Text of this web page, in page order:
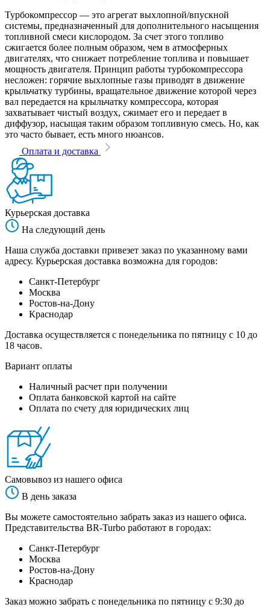
Турбокомпрессор — это агрегат выхлопной/впускной
системы, предназначенный для дополнительного насыщения
топливной смеси кислородом. За счет этого топливо
сжигается более полным образом, чем в атмосферных
двигателях, что снижает потребление топлива и повышает
мощность двигателя. Принцип работы турбокомпрессора
несложен: горячие выхлопные газы приводят в движение
крыльчатку турбины, вращательное движение которой через
вал передается на крыльчатку компрессора, которая
захватывает чистый воздух, сжимает его и передает в
диффузор, насыщая таким образом топливную смесь. Но, как
это часто бывает, есть много нюансов.
Оплата и доставка
Курьерская доставка
На следующий день
Наша служба доставки привезет заказ по указанному вами
адресу. Курьерская доставка возможна для городов:
Санкт-Петербург
Москва
Ростов-на-Дону
Краснодар
Доставка осуществляется с понедельника по пятницу с 10 до
18 часов.
Вариант оплаты
Наличный расчет при получении
Оплата банковской картой на сайте
Оплата по счету для юридических лиц
Самовывоз из нашего офиса
В день заказа
Вы можете самостоятельно забрать заказ из нашего офиса.
Представительства BR-Turbo работают в городах:
Санкт-Петербург
Москва
Ростов-на-Дону
Краснодар
Заказ можно забрать с понедельника по пятницу с 9:30 до